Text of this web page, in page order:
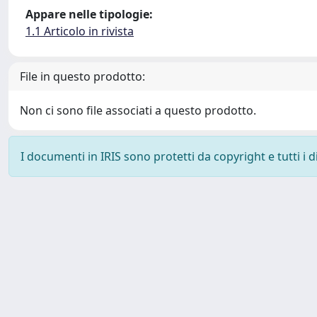
Appare nelle tipologie:
1.1 Articolo in rivista
File in questo prodotto:
Non ci sono file associati a questo prodotto.
I documenti in IRIS sono protetti da copyright e tutti i